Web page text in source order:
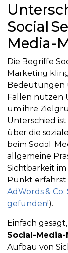
Social
Media-
Die Begriffe
Marketing
Bedeutungen
Fällen nutzen
um ihre
Unterschied ist
über die
beim Social-
allgemeine
Sichtbarkeit
Punkt erfährst
AdWords &
gefunden!).
Einfach gesagt,
Social-
Aufbau von